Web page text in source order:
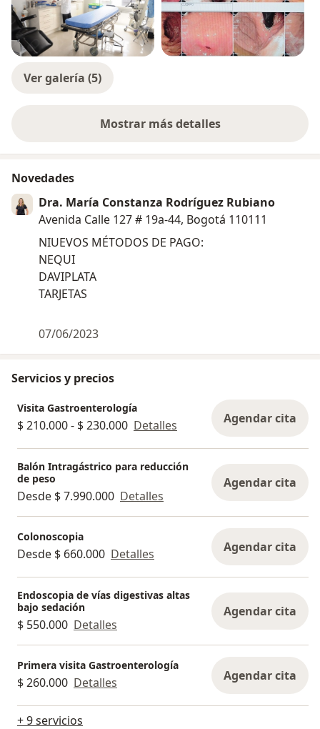
Ver galería (5)
Mostrar más detalles
sobre la experiencia
Novedades
Dra. María Constanza Rodríguez Rubiano
Avenida Calle 127 # 19a-44, Bogotá 110111
NIUEVOS MÉTODOS DE PAGO:
NEQUI
DAVIPLATA
TARJETAS
07/06/2023
Servicios y precios
Visita Gastroenterología
$ 210.000 - $ 230.000 Detalles Agendar cita
Balón Intragástrico para reducción
de peso
Desde $ 7.990.000 Detalles
Agendar cita
Colonoscopia
Desde $ 660.000 Detalles Agendar cita
Endoscopia de vías digestivas altas
bajo sedación
$ 550.000 Detalles
Agendar cita
Primera visita Gastroenterología
$ 260.000 Detalles Agendar cita
+ 9 servicios